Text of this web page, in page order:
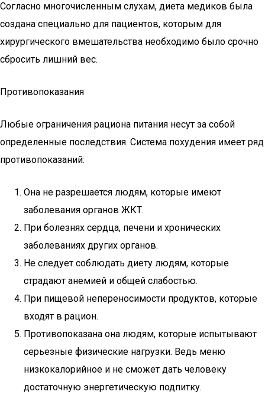
Согласно многочисленным слухам, диета медиков была
создана специально для пациентов, которым для
хирургического вмешательства необходимо было срочно
сбросить лишний вес.
Противопоказания
Любые ограничения рациона питания несут за собой
определенные последствия. Система похудения имеет ряд
противопоказаний:
Она не разрешается людям, которые имеют
заболевания органов ЖКТ.
При болезнях сердца, печени и хронических
заболеваниях других органов.
Не следует соблюдать диету людям, которые
страдают анемией и общей слабостью.
При пищевой непереносимости продуктов, которые
входят в рацион.
Противопоказана она людям, которые испытывают
серьезные физические нагрузки. Ведь меню
низкокалорийное и не сможет дать человеку
достаточную энергетическую подпитку.